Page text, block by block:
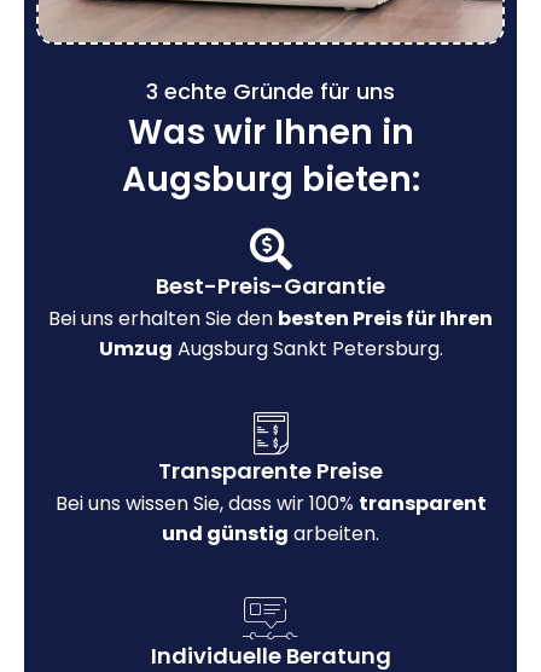
3 echte Gründe für uns
Was wir Ihnen in
Augsburg bieten:
Best-Preis-Garantie
Bei uns erhalten Sie den besten Preis für Ihren
Umzug Augsburg Sankt Petersburg.
Transparente Preise
Bei uns wissen Sie, dass wir 100% transparent
und günstig arbeiten.
Individuelle Beratung